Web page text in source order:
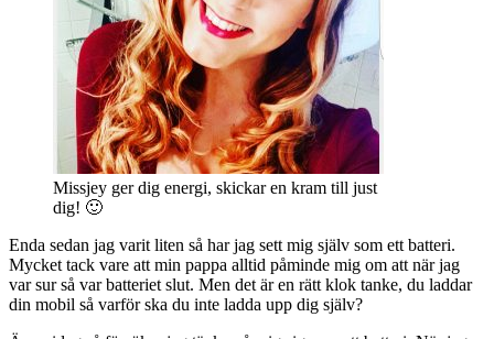
Missjey ger dig energi, skickar en kram till just
dig! 🙂
Enda sedan jag varit liten så har jag sett mig själv som ett batteri.
Mycket tack vare att min pappa alltid påminde mig om att när jag
var sur så var batteriet slut. Men det är en rätt klok tanke, du laddar
din mobil så varför ska du inte ladda upp dig själv?